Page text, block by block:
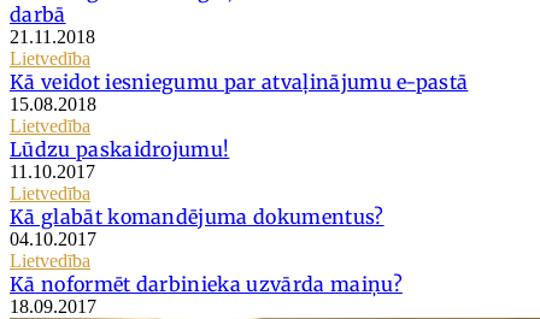
darbā
21.11.2018
Lietvedība
Kā veidot iesniegumu par atvaļinājumu e-pastā
15.08.2018
Lietvedība
Lūdzu paskaidrojumu!
11.10.2017
Lietvedība
Kā glabāt komandējuma dokumentus?
04.10.2017
Lietvedība
Kā noformēt darbinieka uzvārda maiņu?
18.09.2017